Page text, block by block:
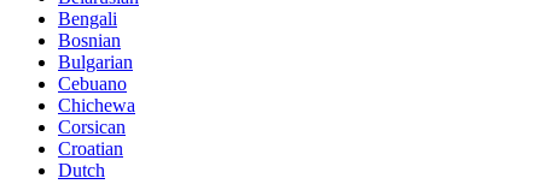
Bengali
Bosnian
Bulgarian
Cebuano
Chichewa
Corsican
Croatian
Dutch